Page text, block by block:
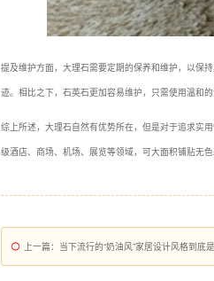
提及维护方面，大理石需要定期的保养和维护，以保
迹。相比之下，石英石更加容易维护，只需使用温和
综上所述，大理石自然有优势所在，但是对于追求实
级酒店、商场、机场、展览等领域，可大面积铺贴无
上一篇：当下流行的“奶油风”家居设计风格到底